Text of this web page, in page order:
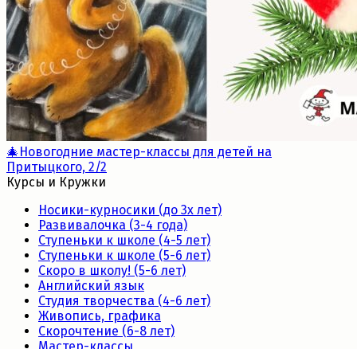
🎄Новогодние мастер-классы для детей на
Притыцкого, 2/2
Курсы и Кружки
Носики-курносики (до 3х лет)
Развивалочка (3-4 года)
Ступеньки к школе (4-5 лет)
Ступеньки к школе (5-6 лет)
Скоро в школу! (5-6 лет)
Английский язык
Студия творчества (4-6 лет)
Живопись, графика
Скорочтение (6-8 лет)